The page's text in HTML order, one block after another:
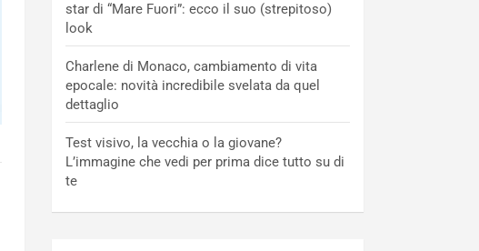
star di “Mare Fuori”: ecco il suo (strepitoso)
look
Charlene di Monaco, cambiamento di vita
epocale: novità incredibile svelata da quel
dettaglio
Test visivo, la vecchia o la giovane?
L’immagine che vedi per prima dice tutto su di
te